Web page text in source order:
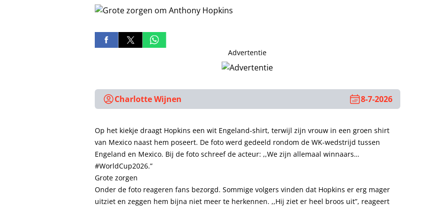
Advertentie
Charlotte Wijnen 8-7-2026
Op het kiekje draagt Hopkins een wit Engeland-shirt, terwijl zijn vrouw in een groen shirt
van Mexico naast hem poseert. De foto werd gedeeld rondom de WK-wedstrijd tussen
Engeland en Mexico. Bij de foto schreef de acteur: ,,We zijn allemaal winnaars…
#WorldCup2026.”
Grote zorgen
Onder de foto reageren fans bezorgd. Sommige volgers vinden dat Hopkins er erg mager
uitziet en zeggen hem bijna niet meer te herkennen. ,,Hij ziet er heel broos uit”, reageert